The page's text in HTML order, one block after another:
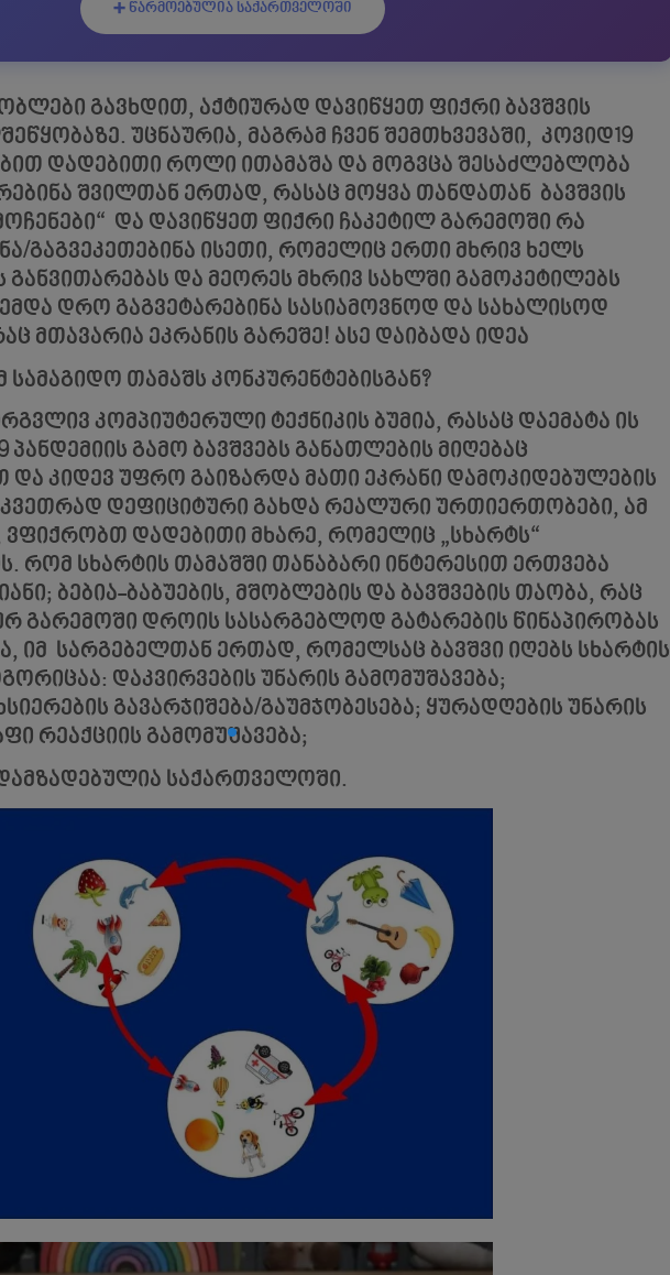
➕ წარმოებულია საქართველოში
გავხდით, აქტიურად დავიწყეთ ფიქრი ბავშვის
უცნაურია, მაგრამ ჩვენ შემთხვევაში, კოვიდ19
დადებითი როლი ითამაშა და მოგვცა შესაძლებლობა
შვილთან ერთად, რასაც მოყვა თანდათან ბავშვის
და დავიწყეთ ფიქრი ჩაკეტილ გარემოში რა
გაგვეკეთებინა ისეთი, რომელიც ერთი მხრივ ხელს
განვითარებას და მეორეს მხრივ სახლში გამოკეტილებს
დრო გაგვეტარებინა სასიამოვნოდ და სახალისოდ
მთავარია ეკრანის გარეშე! ასე დაიბადა იდეა
სამაგიდო თამაშს კონკურენტებისგან?
კომპიუტერული ტექნიკის ბუმია, რასაც დაემატა ის
გამო ბავშვებს განათლების მიღებაც
და კიდევ უფრო გაიზარდა მათი ეკრანი დამოკიდებულების
დეფიციტური გახდა რეალური ურთიერთობები, ამ
დადებითი მხარე, რომელიც „სხარტს“
რომ სხარტის თამაშში თანაბარი ინტერესით ერთვება
ბებია-ბაბუების, მშობლების და ბავშვების თაობა, რაც
გარემოში დროის სასარგებლოდ გატარების წინაპირობას
იმ სარგებელთან ერთად, რომელსაც ბავშვი იღებს სხარტის
დაკვირვების უნარის გამომუშავება;
გავარჯიშება/გაუმჯობესება; ყურადღების უნარის
რეაქციის გამომუშავება;
საქართველოში.